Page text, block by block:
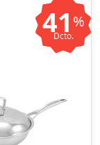
41 %
Dcto.